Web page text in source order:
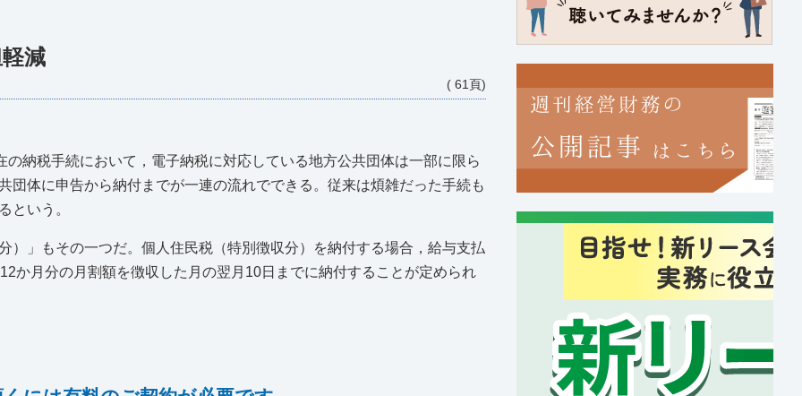
減
( 61頁)
納税手続において，電子納税に対応している地方公共団体は一部に限ら
団体に申告から納付までが一連の流れでできる。従来は煩雑だった手続も
という。
）」もその一つだ。個人住民税（特別徴収分）を納付する場合，給与支払
か月分の月割額を徴収した月の翌月10日までに納付することが定められ